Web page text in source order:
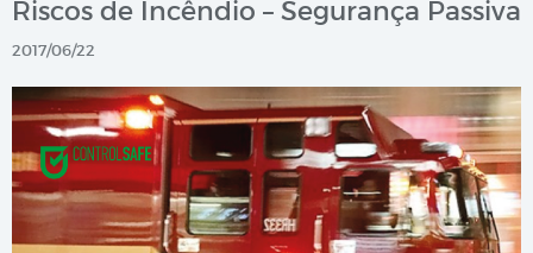
Riscos de Incêndio – Segurança Passiva
2017/06/22